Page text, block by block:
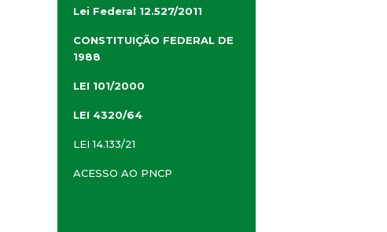
Lei Federal 12.527/2011
CONSTITUIÇÃO FEDERAL DE
1988
LEI 101/2000
LEI 4320/64
LEI 14.133/21
ACESSO AO PNCP